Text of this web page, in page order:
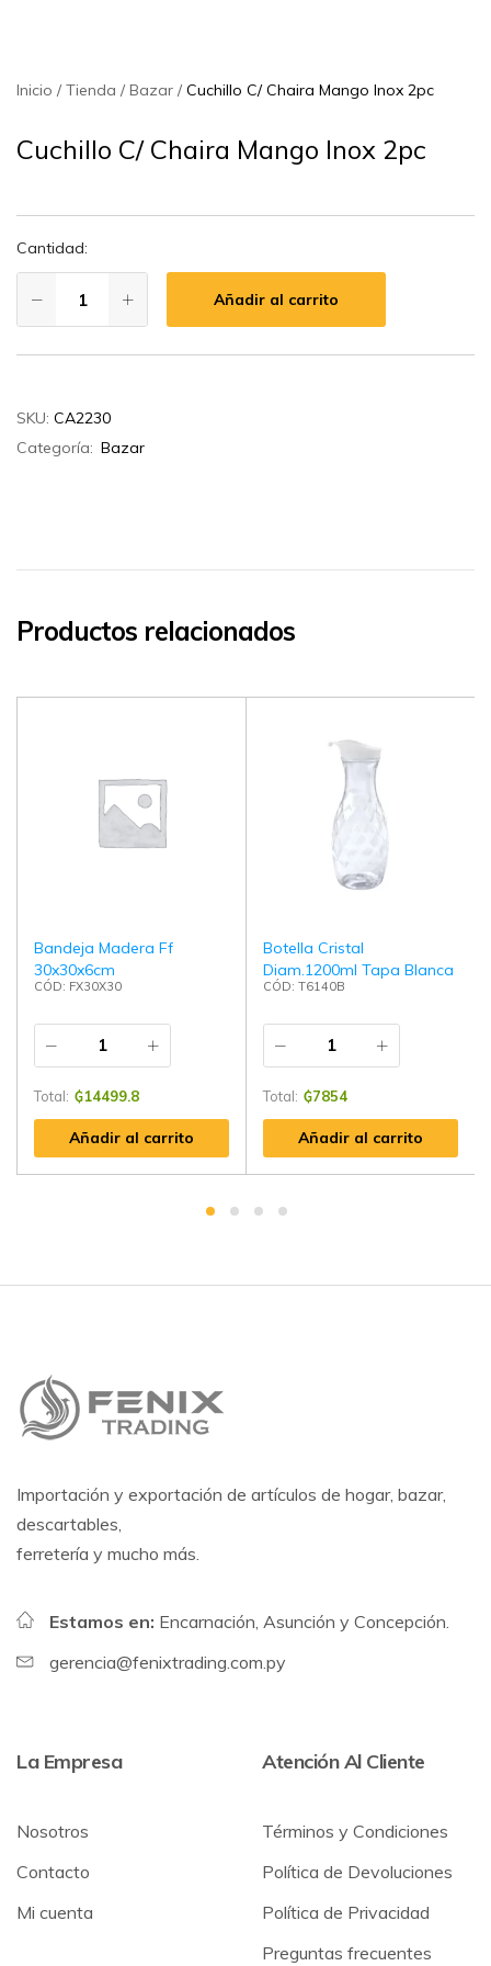
Inicio Tienda Bazar Cuchillo C/ Chaira Mango Inox 2pc
Cuchillo C/ Chaira Mango Inox 2pc
Cantidad:
Añadir al carrito
SKU: CA2230
Categoría: Bazar
Productos relacionados
Bandeja Madera Ff
30x30x6cm
CÓD: FX30X30
Total: ₲14499.8
Añadir al carrito
Botella Cristal
Diam.1200ml Tapa Blanca
CÓD: T6140B
Total: ₲7854
Añadir al carrito
Importación y exportación de artículos de hogar, bazar,
descartables,
ferretería y mucho más.
Estamos en: Encarnación, Asunción y Concepción.
gerencia@fenixtrading.com.py
La Empresa
Nosotros
Contacto
Mi cuenta
Atención Al Cliente
Términos y Condiciones
Política de Devoluciones
Política de Privacidad
Preguntas frecuentes